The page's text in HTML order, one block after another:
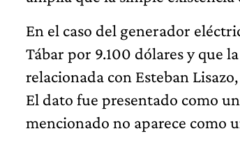
En el caso del generador
Tábar por 9.100 dólares y que
relacionada con Esteban
El dato fue presentado como
mencionado no aparece como